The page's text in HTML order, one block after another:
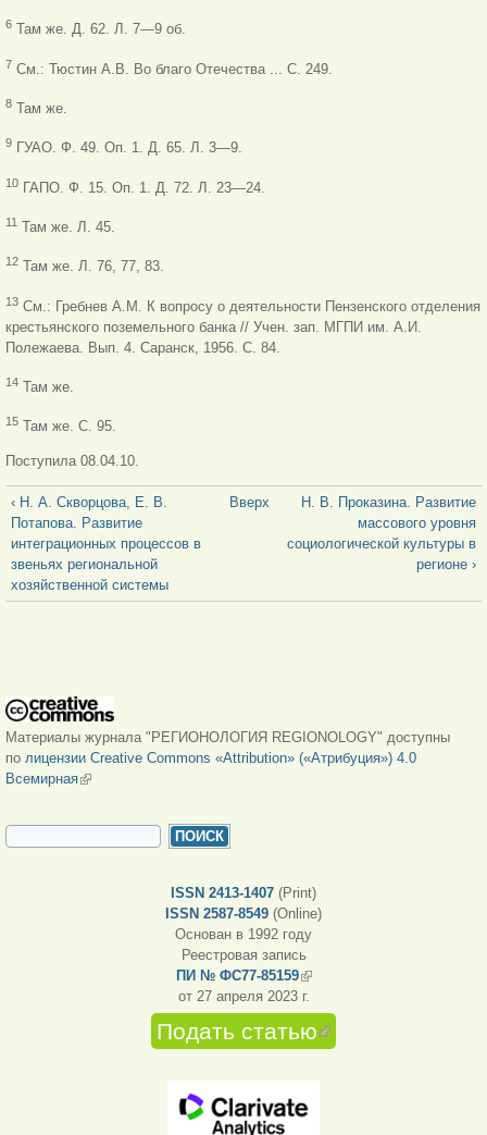
6 Там же. Д. 62. Л. 7—9 об.
7 См.: Тюстин А.В. Во благо Отечества ... С. 249.
8 Там же.
9 ГУАО. Ф. 49. Оп. 1. Д. 65. Л. 3—9.
10 ГАПО. Ф. 15. Оп. 1. Д. 72. Л. 23—24.
11 Там же. Л. 45.
12 Там же. Л. 76, 77, 83.
13 См.: Гребнев А.М. К вопросу о деятельности Пензенского отделения
крестьянского поземельного банка // Учен. зап. МГПИ им. А.И.
Полежаева. Вып. 4. Саранск, 1956. С. 84.
14 Там же.
15 Там же. С. 95.
Поступила 08.04.10.
‹ Н. А. Скворцова, Е. В.
Потапова. Развитие
интеграционных процессов в
звеньях региональной
хозяйственной системы
Вверх
Н. В. Проказина. Развитие
массового уровня
социологической культуры в
регионе ›
Материалы журнала "РЕГИОНОЛОГИЯ REGIONOLOGY" доступны
по лицензии Creative Commons «Attribution» («Атрибуция») 4.0
Всемирная(внешняя ссылка)
ФОРМА ПОИСКА
ISSN 2413-1407 (Print)
ISSN 2587-8549 (Online)
Основан в 1992 году
Реестровая запись
ПИ № ФС77-85159(внешняя ссылка)
от 27 апреля 2023 г.
Подать статью